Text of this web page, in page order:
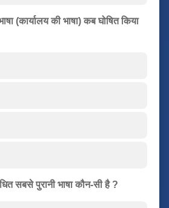
(कार्यालय की भाषा) कब घोषित किया
सबसे पुरानी भाषा कौन-सी है ?